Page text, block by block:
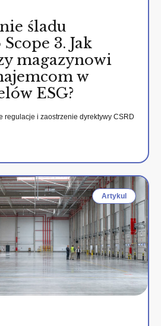
śladu
3. Jak
magazynowi
w
ESG?
regulacje i zaostrzenie dyrektywy CSRD
Artykul